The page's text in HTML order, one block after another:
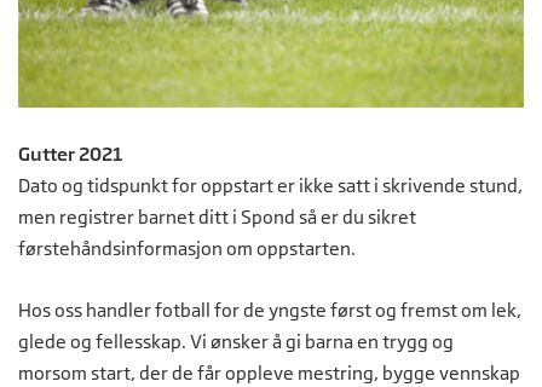
Gutter 2021
Dato og tidspunkt for oppstart er ikke satt i skrivende stund,
men registrer barnet ditt i Spond så er du sikret
førstehåndsinformasjon om oppstarten.
Hos oss handler fotball for de yngste først og fremst om lek,
glede og fellesskap. Vi ønsker å gi barna en trygg og
morsom start, der de får oppleve mestring, bygge vennskap